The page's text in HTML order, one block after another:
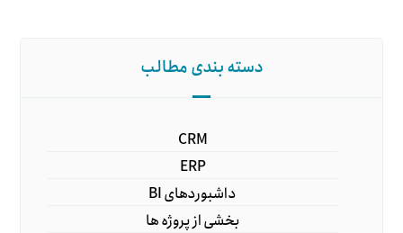
دسته بندی مطالب
CRM
ERP
داشبوردهای BI
بخشی از پروژه ها